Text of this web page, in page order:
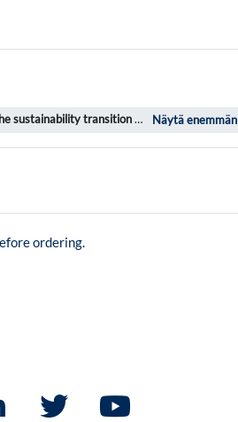
Näytä enemmän
sustainability transitionon suoritettu ...
ordering.